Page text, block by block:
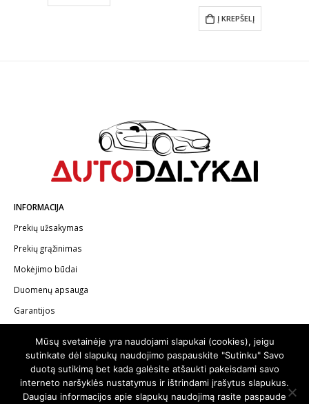
was:
€29.99.
Į KREPŠELĮ
INFORMACIJA
Prekių užsakymas
Prekių grąžinimas
Mokėjimo būdai
Duomenų apsauga
Garantijos
KONTAKTAI
Telefonas: +370 602 62622
El.paštas: info@autodalykai.lt
Mūsų svetainėje yra naudojami slapukai (cookies), jeigu
sutinkate dėl slapukų naudojimo paspauskite "Sutinku" Savo
duotą sutikimą bet kada galėsite atšaukti pakeisdami savo
interneto naršyklės nustatymus ir ištrindami įrašytus slapukus.
Daugiau informacijos apie slapukų naudojimą rasite paspaude